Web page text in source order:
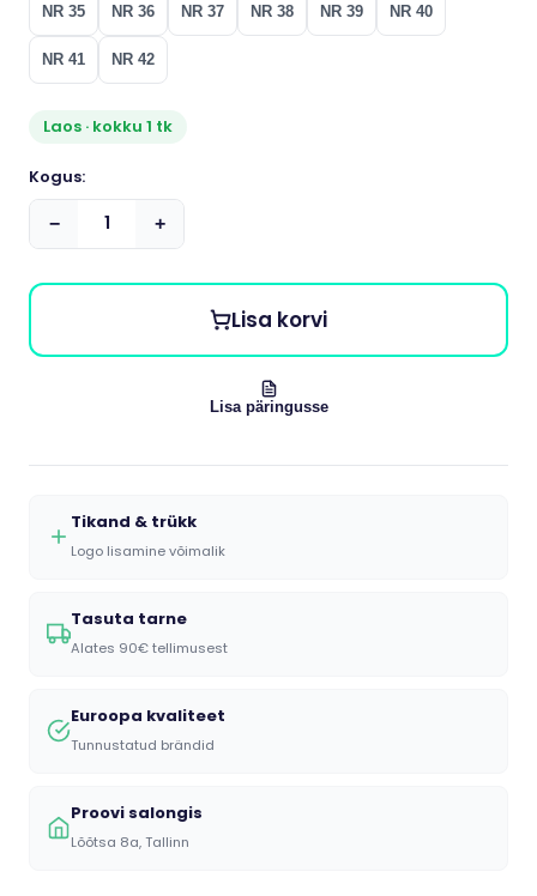
NR 35 NR 36 NR 37 NR 38 NR 39 NR 40
NR 41 NR 42
Laos · kokku 1 tk
Kogus:
− +
Lisa korvi
Lisa päringusse
Tikand & trükk
Logo lisamine võimalik
Tasuta tarne
Alates 90€ tellimusest
Euroopa kvaliteet
Tunnustatud brändid
Proovi salongis
Lõõtsa 8a, Tallinn